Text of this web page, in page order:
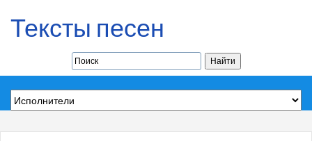
Тексты песен